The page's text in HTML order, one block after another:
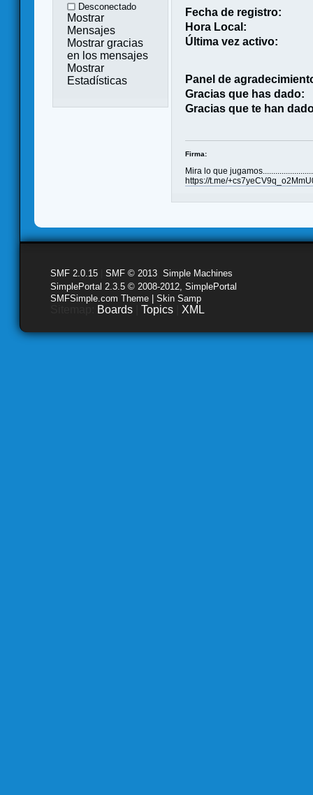
Desconectado
Mostrar
Mensajes
Mostrar gracias
en los mensajes
Mostrar
Estadísticas
Fecha de registro:
Hora Local:
Última vez activo:
Panel de
Gracias que has dado:
Gracias que te han
Firma:
Mira lo que
https://t.me/
SMF 2.0.15 SMF © 2013 Simple Machines
SimplePortal 2.3.5 © 2008-2012, SimplePortal
SMFSimple.com Theme | Skin Samp
Boards Topics XML